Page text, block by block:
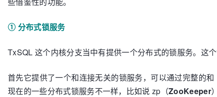
① 分布式锁服务
TxSQL 这个内核分支当中有提供一个分布式的锁服务。这
首先它提供了一个和连接无关的锁服务，可以通过完整的
现在的一些分布式锁服务不一样，比如说 zp（ZooKeeper